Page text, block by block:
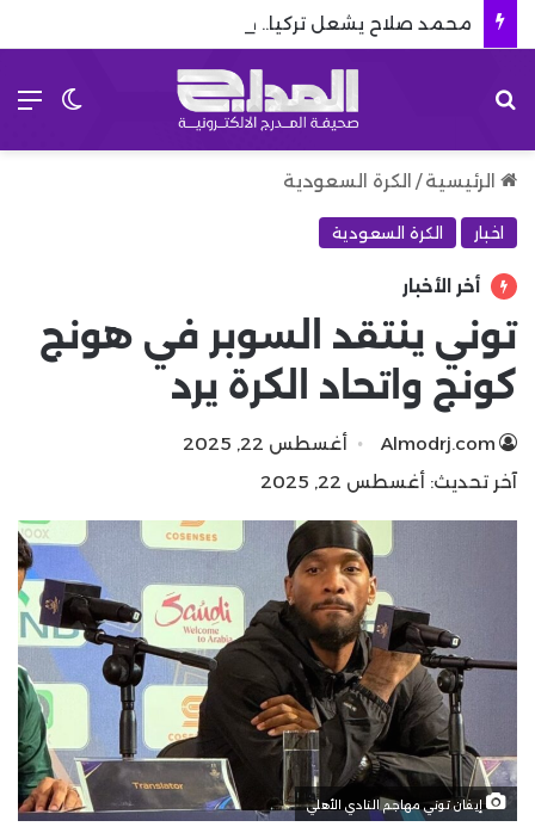
الرئيسية / الكرة السعودية
اخبار الكرة السعودية
أخر الأخبار
توني ينتقد السوبر في هونج
كونج واتحاد الكرة يرد
Almodrj.com
أغسطس 22, 2025
آخر تحديث: أغسطس 22, 2025
إيفان توني مهاجم النادي الأهلي